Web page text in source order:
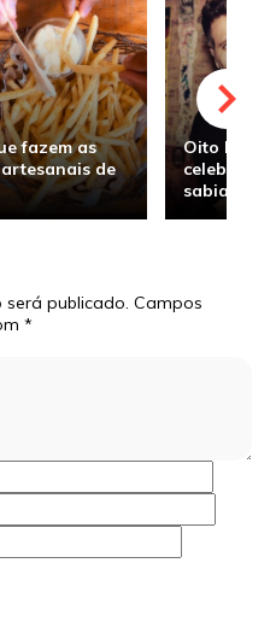
fazem as
de
Oito
sabia
será publicado. Campos
*